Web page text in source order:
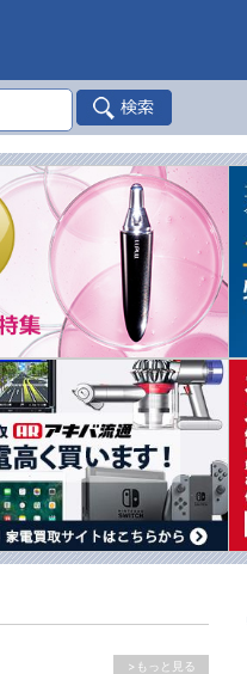
>もっと見る